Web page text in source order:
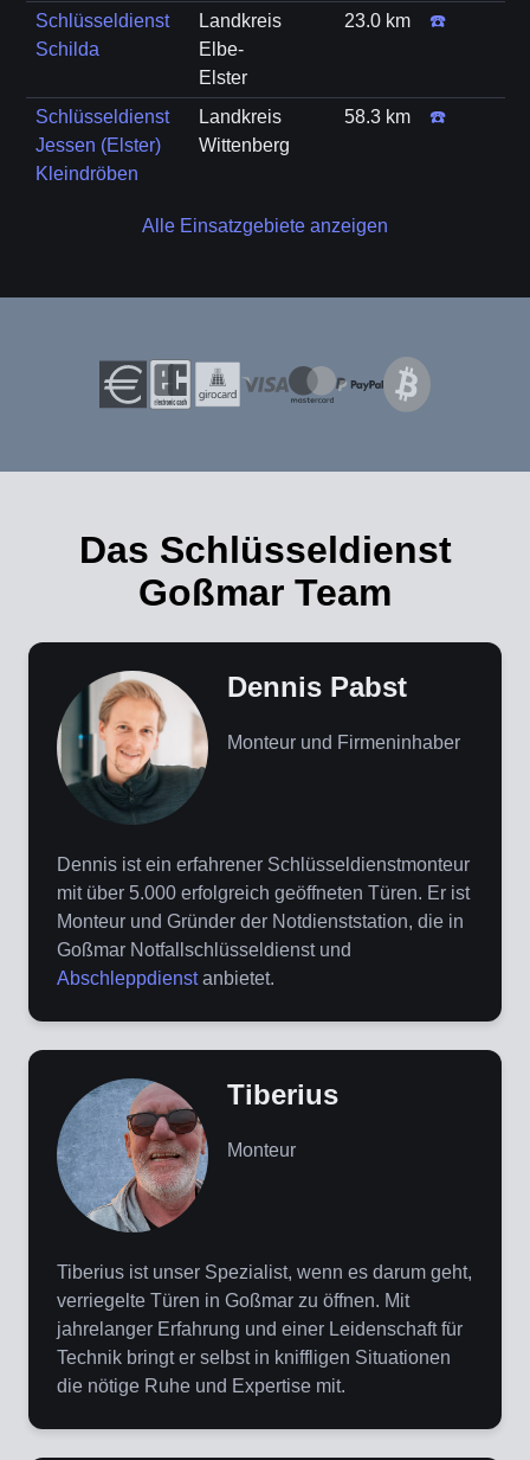
Schlüsseldienst
Schilda
Landkreis
Elbe-
Elster
23.0 km ☎️
Schlüsseldienst
Jessen (Elster)
Kleindröben
Landkreis
Wittenberg
58.3 km ☎️
Alle Einsatzgebiete anzeigen
Das Schlüsseldienst
Goßmar Team
Dennis Pabst
Monteur und Firmeninhaber
Dennis ist ein erfahrener Schlüsseldienstmonteur
mit über 5.000 erfolgreich geöffneten Türen. Er ist
Monteur und Gründer der Notdienststation, die in
Goßmar Notfallschlüsseldienst und
Abschleppdienstanbietet.
Tiberius
Monteur
Tiberius ist unser Spezialist, wenn es darum geht,
verriegelte Türen in Goßmar zu öffnen. Mit
jahrelanger Erfahrung und einer Leidenschaft für
Technik bringt er selbst in kniffligen Situationen
die nötige Ruhe und Expertise mit.